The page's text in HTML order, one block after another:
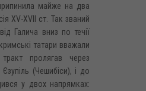
майже на два
XV-XVII ст. Так званий
Галича вниз по течії
татари вважали
пролягав через
(Чешибіси), і до
у двох напрямках: